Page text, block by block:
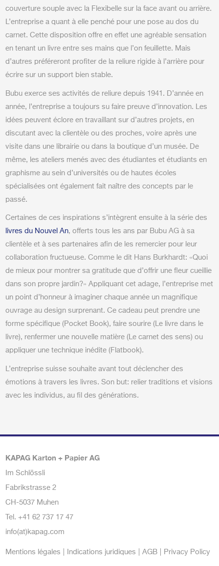
couverture souple avec la Flexibelle sur la face avant ou arrière.
L’entreprise a quant à elle penché pour une pose au dos du
carnet. Cette disposition offre en effet une agréable sensation
en tenant un livre entre ses mains que l’on feuillette. Mais
d’autres préféreront profiter de la reliure rigide à l’arrière pour
écrire sur un support bien stable.
Bubu exerce ses activités de reliure depuis 1941. D’année en
année, l’entreprise a toujours su faire preuve d’innovation. Les
idées peuvent éclore en travaillant sur d’autres projets, en
discutant avec la clientèle ou des proches, voire après une
visite dans une librairie ou dans la boutique d’un musée. De
même, les ateliers menés avec des étudiantes et étudiants en
graphisme au sein d’universités ou de hautes écoles
spécialisées ont également fait naître des concepts par le
passé.
Certaines de ces inspirations s’intègrent ensuite à la série des
livres du Nouvel An, offerts tous les ans par Bubu AG à sa
clientèle et à ses partenaires afin de les remercier pour leur
collaboration fructueuse. Comme le dit Hans Burkhardt: «Quoi
de mieux pour montrer sa gratitude que d’offrir une fleur cueillie
dans son propre jardin?» Appliquant cet adage, l’entreprise met
un point d’honneur à imaginer chaque année un magnifique
ouvrage au design surprenant. Ce cadeau peut prendre une
forme spécifique (Pocket Book), faire sourire (Le livre dans le
livre), renfermer une nouvelle matière (Le carnet des sens) ou
appliquer une technique inédite (Flatbook).
L’entreprise suisse souhaite avant tout déclencher des
émotions à travers les livres. Son but: relier traditions et visions
avec les individus, au fil des générations.
KAPAG Karton + Papier AG
Im Schlössli
Fabrikstrasse 2
CH-5037 Muhen
Tel. +41 62 737 17 47
info(at)kapag.com
Mentions légales Indications juridiques AGB Privacy Policy